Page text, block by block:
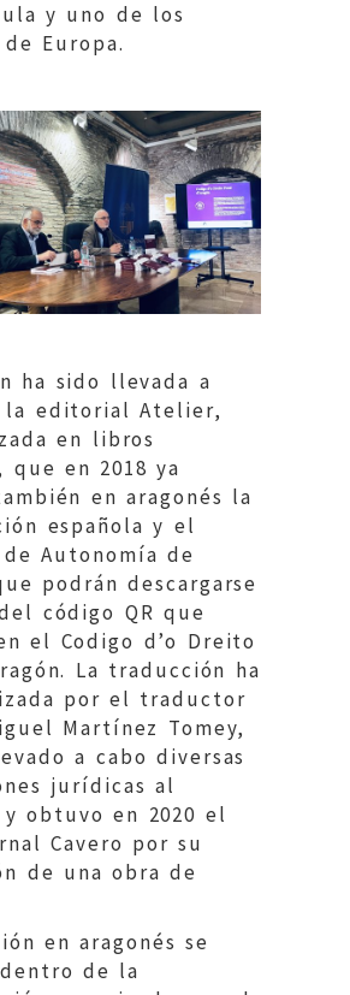
y uno de los
Europa.
ha sido llevada a
la editorial Atelier,
en libros
en 2018 ya
en aragonés la
española y el
Autonomía de
podrán descargarse
código QR que
el Codigo d’o Dreito
La traducción ha
por el traductor
Martínez Tomey,
a cabo diversas
jurídicas al
y obtuvo en 2020 el
Cavero por su
de una obra de
en aragonés se
de la